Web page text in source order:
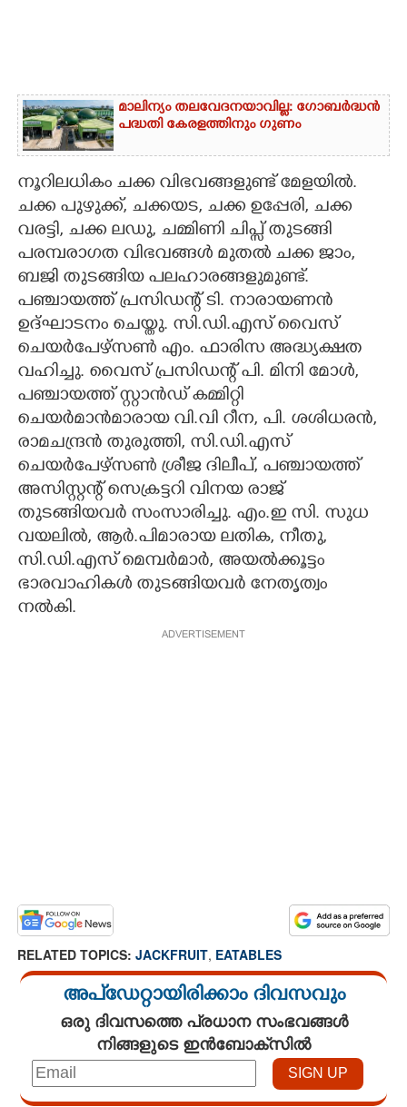
മാലിന്യം തലവേദനയാവില്ല: ഗോബർദ്ധൻ
പദ്ധതി കേരളത്തിനും ഗുണം
നൂറിലധികം ചക്ക വിഭവങ്ങളുണ്ട് മേളയിൽ.
ചക്ക പുഴുക്ക്, ചക്കയട, ചക്ക ഉപ്പേരി, ചക്ക
വരട്ടി, ചക്ക ലഡു, ചമ്മിണി ചിപ്സ് തുടങ്ങി
പരമ്പരാഗത വിഭവങ്ങൾ മുതൽ ചക്ക ജാം,
ബജി തുടങ്ങിയ പലഹാരങ്ങളുമുണ്ട്.
പഞ്ചായത്ത് പ്രസിഡന്റ് ടി. നാരായണൻ
ഉദ്ഘാടനം ചെയ്തു. സി.ഡി.എസ് വൈസ്
ചെയർപേഴ്സൺ എം. ഫാരിസ അദ്ധ്യക്ഷത
വഹിച്ചു. വൈസ് പ്രസിഡന്റ് പി. മിനി മോൾ,
പഞ്ചായത്ത് സ്റ്റാൻഡ് കമ്മിറ്റി
ചെയർമാൻമാരായ വി.വി റീന, പി. ശശിധരൻ,
രാമചന്ദ്രൻ തുരുത്തി, സി.ഡി.എസ്
ചെയർപേഴ്സൺ ശ്രീജ ദിലീപ്, പഞ്ചായത്ത്
അസിസ്റ്റന്റ് സെക്രട്ടറി വിനയ രാജ്
തുടങ്ങിയവർ സംസാരിച്ചു. എം.ഇ സി. സുധ
വയലിൽ, ആർ.പിമാരായ ലതിക, നീതു,
സി.ഡി.എസ് മെമ്പർമാർ, അയൽക്കൂട്ടം
ഭാരവാഹികൾ തുടങ്ങിയവർ നേതൃത്വം
നൽകി.
ADVERTISEMENT
RELATED TOPICS: JACKFRUIT, EATABLES
അപ്ഡേറ്റായിരിക്കാം ദിവസവും
ഒരു ദിവസത്തെ പ്രധാന സംഭവങ്ങൾ
നിങ്ങളുടെ ഇൻബോക്സിൽ